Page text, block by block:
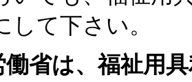
して下さい。
省は、福祉用